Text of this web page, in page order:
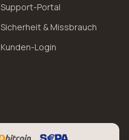
Support-Portal
Sicherheit & Missbrauch
Kunden-Login